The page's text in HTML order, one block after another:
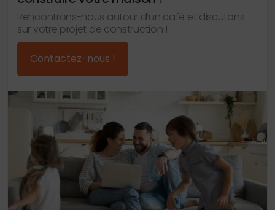
Rencontrons-nous autour d’un café et discutons
sur votre projet de construction !
Contactez-nous !